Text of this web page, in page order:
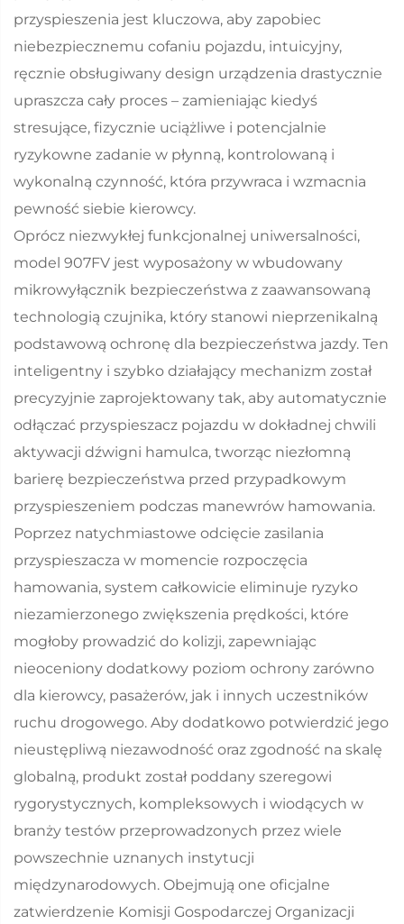
przyspieszenia jest kluczowa, aby zapobiec
niebezpiecznemu cofaniu pojazdu, intuicyjny,
ręcznie obsługiwany design urządzenia drastycznie
upraszcza cały proces – zamieniając kiedyś
stresujące, fizycznie uciążliwe i potencjalnie
ryzykowne zadanie w płynną, kontrolowaną i
wykonalną czynność, która przywraca i wzmacnia
pewność siebie kierowcy.
Oprócz niezwykłej funkcjonalnej uniwersalności,
model 907FV jest wyposażony w wbudowany
mikrowyłącznik bezpieczeństwa z zaawansowaną
technologią czujnika, który stanowi nieprzenikalną
podstawową ochronę dla bezpieczeństwa jazdy. Ten
inteligentny i szybko działający mechanizm został
precyzyjnie zaprojektowany tak, aby automatycznie
odłączać przyspieszacz pojazdu w dokładnej chwili
aktywacji dźwigni hamulca, tworząc niezłomną
barierę bezpieczeństwa przed przypadkowym
przyspieszeniem podczas manewrów hamowania.
Poprzez natychmiastowe odcięcie zasilania
przyspieszacza w momencie rozpoczęcia
hamowania, system całkowicie eliminuje ryzyko
niezamierzonego zwiększenia prędkości, które
mogłoby prowadzić do kolizji, zapewniając
nieoceniony dodatkowy poziom ochrony zarówno
dla kierowcy, pasażerów, jak i innych uczestników
ruchu drogowego. Aby dodatkowo potwierdzić jego
nieustępliwą niezawodność oraz zgodność na skalę
globalną, produkt został poddany szeregowi
rygorystycznych, kompleksowych i wiodących w
branży testów przeprowadzonych przez wiele
powszechnie uznanych instytucji
międzynarodowych. Obejmują one oficjalne
zatwierdzenie Komisji Gospodarczej Organizacji